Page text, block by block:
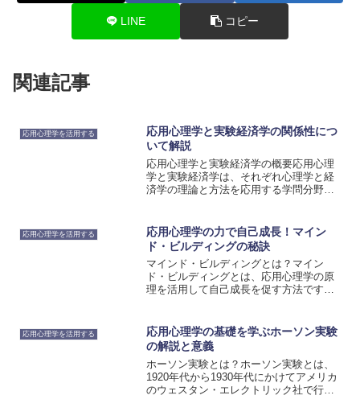
LINE コピー
関連記事
応用心理学を活用する
応用心理学と実験経済学の関係性につ
いて解説
応用心理学と実験経済学の概要応用心理
学と実験経済学は、それぞれ心理学と経
済学の理論と方法を応用する学問分野で
ています。一方、実験経済学は、経済学
の理論と実験を組み合わせ...
応用心理学を活用する
応用心理学の力で自己成長！マイン
ド・ビルディングの秘訣
マインド・ビルディングとは？マイン
ド・ビルディングとは、応用心理学の原
理を活用して自己成長を促す方法です。
に対処する力を高めることを目的として
います。マインド・ビルディ...
応用心理学を活用する
応用心理学の基礎を学ぶホーソン実験
の解説と意義
ホーソン実験とは？ホーソン実験とは、
1920年代から1930年代にかけてアメリカ
のウェスタン・エレクトリック社で行わ